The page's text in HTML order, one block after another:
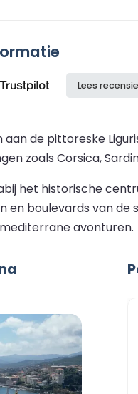
Lees
aan de pittoreske
zoals Corsica,
het historische
en boulevards van
avonturen.